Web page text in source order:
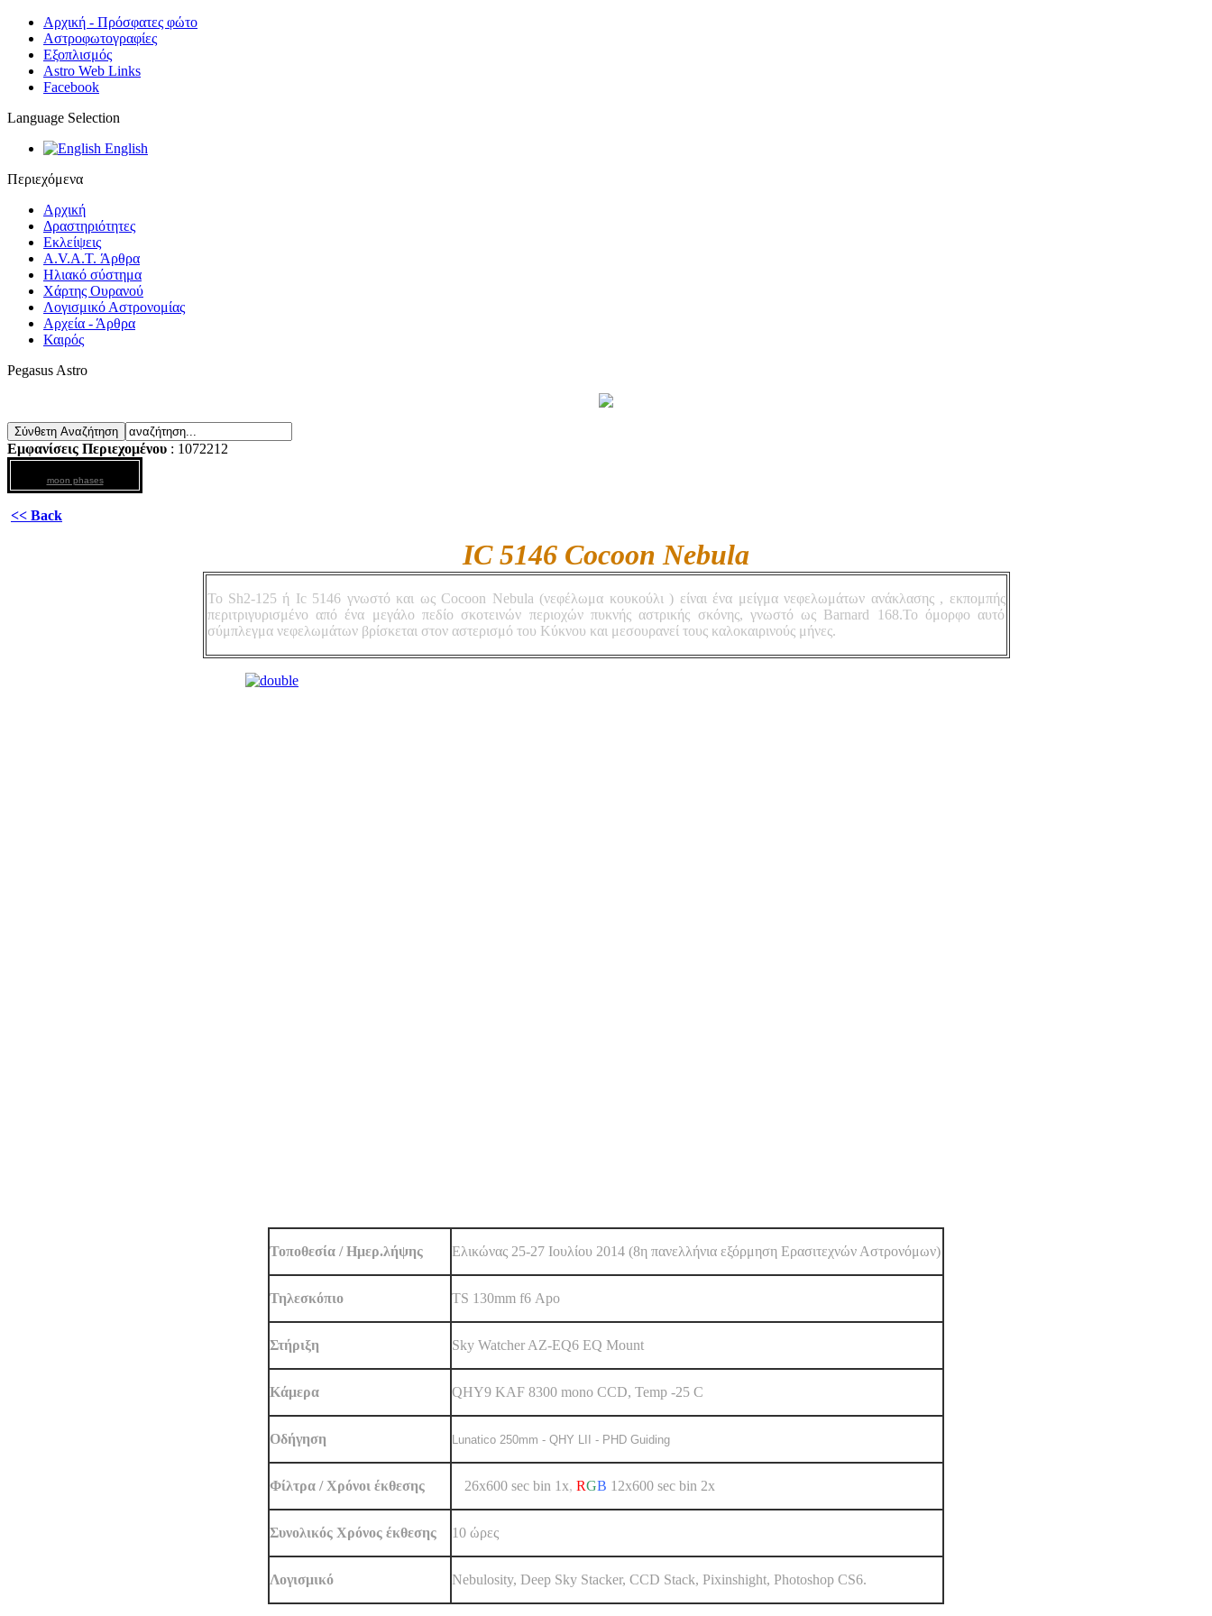
Αρχική - Πρόσφατες φώτο
Αστροφωτογραφίες
Εξοπλισμός
Astro Web Links
Facebook
Language Selection
English
Περιεχόμενα
Αρχική
Δραστηριότητες
Εκλείψεις
A.V.A.T. Άρθρα
Ηλιακό σύστημα
Χάρτης Ουρανού
Λογισμικό Αστρoνομίας
Αρχεία - Άρθρα
Καιρός
Pegasus Astro
Εμφανίσεις Περιεχομένου : 1072212
moon phases
<< Back
IC 5146 Cocoon Nebula
To Sh2-125 ή Ιc 5146 γνωστό και ως Cocoon Nebula (νεφέλωμα κουκούλι ) είναι ένα μείγμα νεφελωμάτων ανάκλασης , εκπομπής
περιτριγυρισμένο από ένα μεγάλο πεδίο σκοτεινών περιοχών πυκνής αστρικής σκόνης, γνωστό ως Barnard 168.To όμορφο αυτό
σύμπλεγμα νεφελωμάτων βρίσκεται στον αστερισμό του Κύκνου και μεσουρανεί τους καλοκαιρινούς μήνες.
Τοποθεσία / Ημερ.λήψης Ελικώνας 25-27 Ιουλίου 2014 (8η πανελλήνια εξόρμηση Ερασιτεχνών Αστρονόμων)
Τηλεσκόπιο TS 130mm f6 Αpo
Στήριξη Sky Watcher AZ-EQ6 EQ Mount
Κάμερα QHY9 KAF 8300 mono CCD, Temp -25 C
Oδήγηση Lunatico 250mm - QHY LII - PHD Guiding
Φίλτρα / Χρόνοι έκθεσης 26x600 sec bin 1x, RGB 12x600 sec bin 2x
Συνολικός Χρόνος έκθεσης 10 ώρες
Λογισμικό Nebulosity, Deep Sky Stacker, CCD Stack, Pixinshight, Photoshop CS6.